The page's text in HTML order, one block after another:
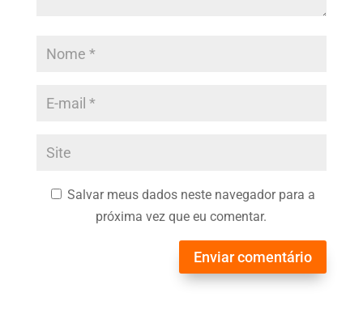
Salvar meus dados neste navegador para a
próxima vez que eu comentar.
Enviar comentário